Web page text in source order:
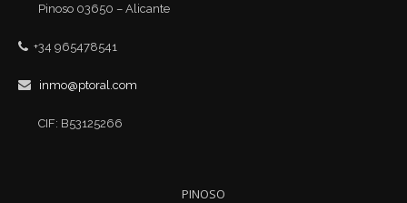
Pinoso 03650 – Alicante
+34 965478541
inmo@ptoral.com
CIF: B53125266
PINOSO